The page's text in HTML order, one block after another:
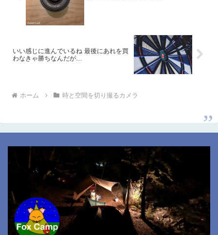
いい感じに進んでいるね 最後にあれを買
わなきゃ勝ちなんだが…
ホーム 時と空間を切り撮るカメラ